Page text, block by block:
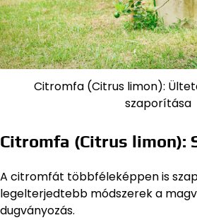
Citromfa (Citrus limon):
szaporítása
Citromfa (Citrus limon):
A citromfát többféleképpen is
legelterjedtebb módszerek a
dugványozás.